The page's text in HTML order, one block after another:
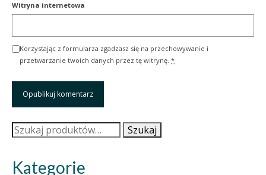
Witryna internetowa
Korzystając z formularza zgadzasz się na przechowywanie i
przetwarzanie twoich danych przez tę witrynę. *
Szukaj: Szukaj
Kategorie